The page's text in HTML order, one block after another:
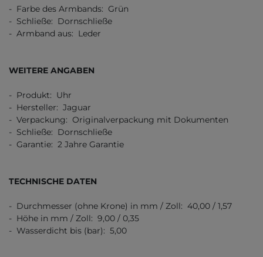
- Farbe des Armbands: Grün
- Schließe: Dornschließe
- Armband aus: Leder
WEITERE ANGABEN
- Produkt: Uhr
- Hersteller: Jaguar
- Verpackung: Originalverpackung mit Dokumenten
- Schließe: Dornschließe
- Garantie: 2 Jahre Garantie
TECHNISCHE DATEN
- Durchmesser (ohne Krone) in mm / Zoll: 40,00 / 1,57
- Höhe in mm / Zoll: 9,00 / 0,35
- Wasserdicht bis (bar): 5,00